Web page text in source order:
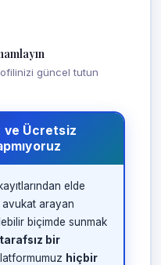
güncel tutun
ve Ücretsiz
elde
avukat arayan
biçimde sunmak
tarafsız bir
hiçbir